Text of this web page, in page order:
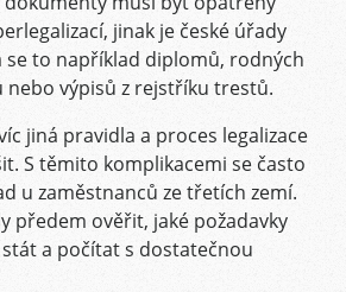
jinak je české úřady
se to například diplomů, rodných
nebo výpisů z rejstříku trestů.
jiná pravidla a proces legalizace
S těmito komplikacemi se často
u zaměstnanců ze třetích zemí.
předem ověřit, jaké požadavky
a počítat s dostatečnou